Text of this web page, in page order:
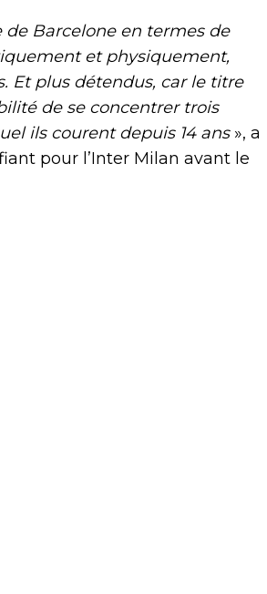
de Barcelone en termes de
et physiquement,
Et plus détendus, car le titre
de se concentrer trois
ils courent depuis 14 ans», a
pour l’Inter Milan avant le